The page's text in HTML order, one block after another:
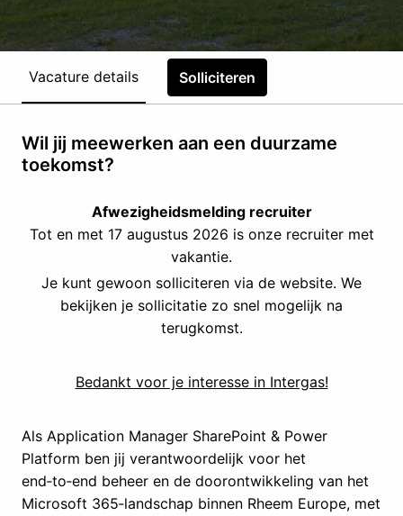
Vacature details Solliciteren
Wil jij meewerken aan een duurzame
toekomst?
Afwezigheidsmelding recruiter
Tot en met 17 augustus 2026 is onze recruiter met
vakantie.
Je kunt gewoon solliciteren via de website. We
bekijken je sollicitatie zo snel mogelijk na
terugkomst.
Bedankt voor je interesse in Intergas!
Als Application Manager SharePoint & Power
Platform ben jij verantwoordelijk voor het
end‑to‑end beheer en de doorontwikkeling van het
Microsoft 365‑landschap binnen Rheem Europe, met